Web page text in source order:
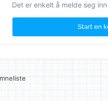
Det er enkelt å melde seg
Start en